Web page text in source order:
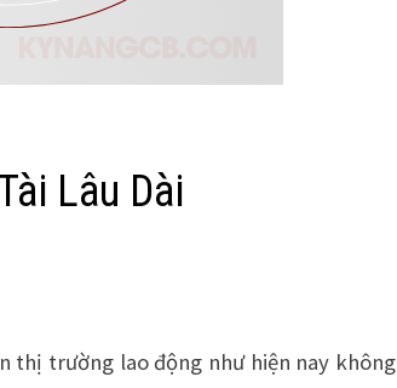
Lâu Dài
thị trường lao động như hiện nay không